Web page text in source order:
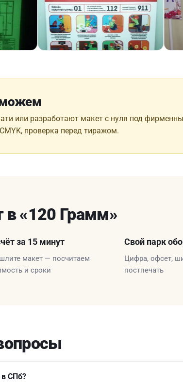
или разработают макет с нуля под
проверка перед тиражом.
«120 Грамм»
за 15 минут
макет — посчитаем
и сроки
Свой парк
Цифра, офсет,
постпечать
в СПб?